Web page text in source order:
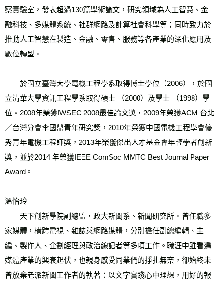
察實驗室，發表超過130篇學術論文，研究領域為人工智慧、金
融科技、多媒體系統、社群網路及計算社會科學等；同時致力於
推動人工智慧在製造、金融、零售、服務等各產業的深化應用及
數位轉型。
於國立臺灣大學電機工程學系取得博士學位（2006），於國
立清華大學資訊工程學系取得碩士 （2000）及學士 （1998）學
位。2008年榮獲IWSEC 2008最佳論文獎，2009年榮獲ACM 台北
／台灣分會李國鼎青年研究獎，2010年榮獲中國電機工程學會優
秀青年電機工程師獎，2013年榮獲傑出人才基金會年輕學者創新
獎，並於2014 年榮獲IEEE ComSoc MMTC Best Journal Paper
Award。
溫怡玲
天下創新學院副總監，政大新聞系、新聞研究所。曾任職多
家媒體，橫跨電視、雜誌與網路媒體，分別擔任副總編輯、主
編、製作人、企劃經理與政治線記者等多項工作。職涯中雖看遍
媒體產業的興衰起伏，也親身感受同業們的掙扎無奈，卻始終未
曾放棄老派新聞工作者的執著：以文字實踐心中理想，用好的報